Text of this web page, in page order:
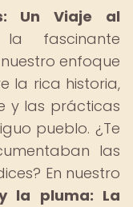
Un Viaje al
fascinante
enfoque
la rica historia,
y las prácticas
pueblo. ¿Te
las
En nuestro
la pluma: La